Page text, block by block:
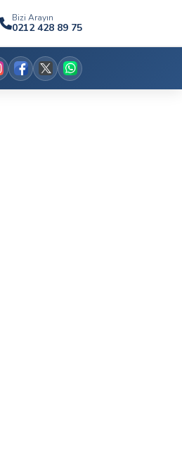
Bizi Arayın
0212 428 89 75